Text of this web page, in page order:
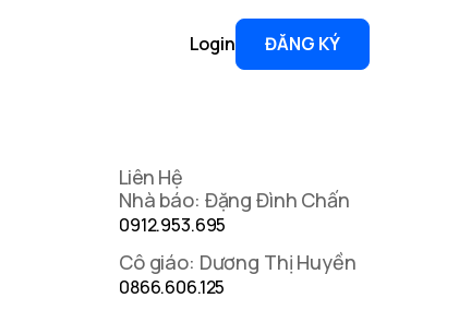
Login ĐĂNG KÝ
Liên Hệ
Nhà báo: Đặng Đình Chấn
0912.953.695
Cô giáo: Dương Thị Huyền
0866.606.125